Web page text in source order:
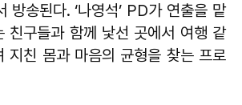
송된다. ‘나영석’ PD가 연출을 맡
친구들과 함께 낯선 곳에서 여행 같
지친 몸과 마음의 균형을 찾는 프로